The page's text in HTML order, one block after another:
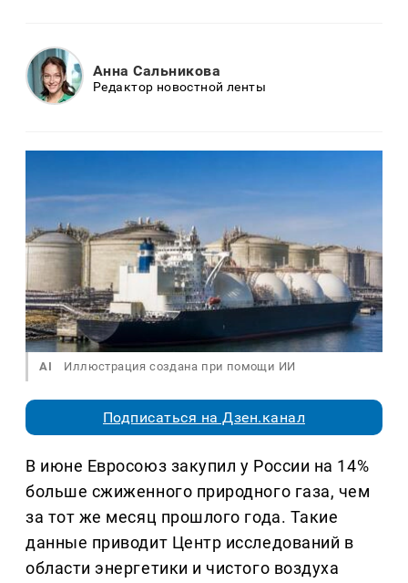
Анна Сальникова
Редактор новостной ленты
AI Иллюстрация создана при помощи ИИ
Подписаться на Дзен.канал
В июне Евросоюз закупил у России на 14%
больше сжиженного природного газа, чем
за тот же месяц прошлого года. Такие
данные приводит Центр исследований в
области энергетики и чистого воздуха